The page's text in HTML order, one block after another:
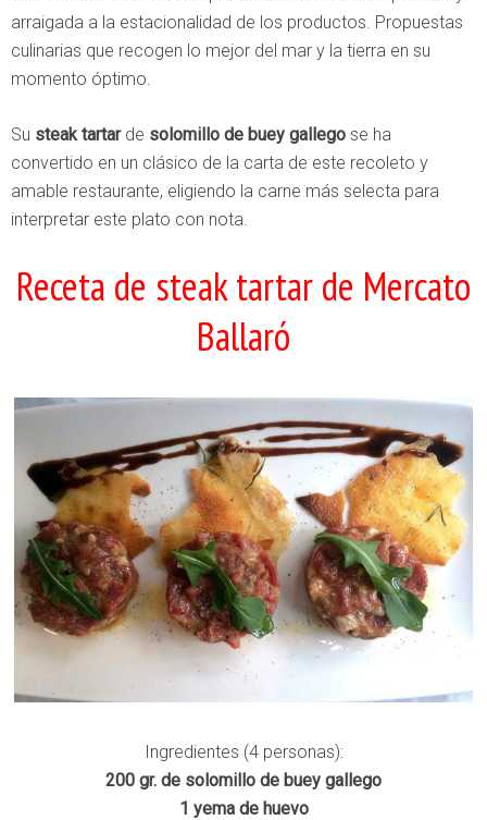
arraigada a la estacionalidad de los productos. Propuestas
culinarias que recogen lo mejor del mar y la tierra en su
momento óptimo.
Su steak tartarde solomillo de buey gallego se ha
convertido en un clásico de la carta de este recoleto y
amable restaurante, eligiendo la carne más selecta para
interpretar este plato con nota.
Receta de steak tartar de Mercato
Ballaró
Ingredientes (4 personas):
200 gr. de solomillo de buey gallego
1 yema de huevo